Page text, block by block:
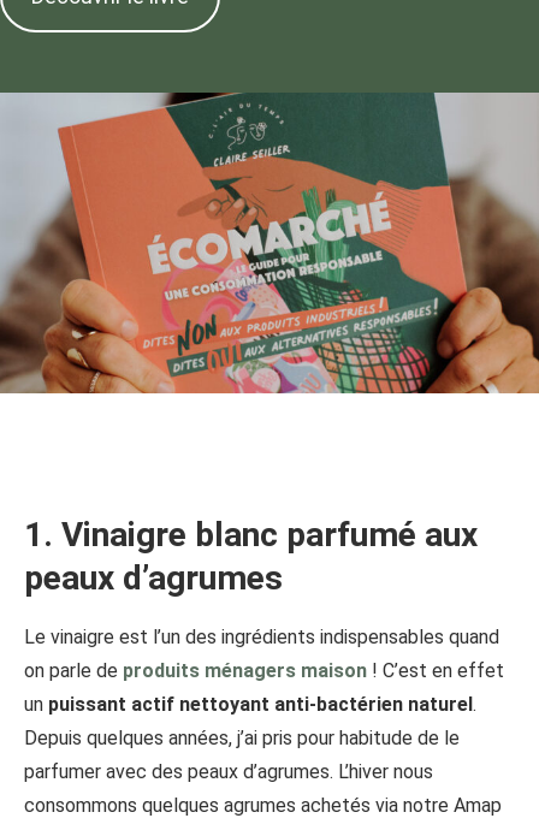
1. Vinaigre blanc parfumé aux
peaux d’agrumes
Le vinaigre est l’un des ingrédients indispensables quand
on parle de produits ménagers maison ! C’est en effet
un puissant actif nettoyant anti-bactérien naturel.
Depuis quelques années, j’ai pris pour habitude de le
parfumer avec des peaux d’agrumes. L’hiver nous
consommons quelques agrumes achetés via notre Amap